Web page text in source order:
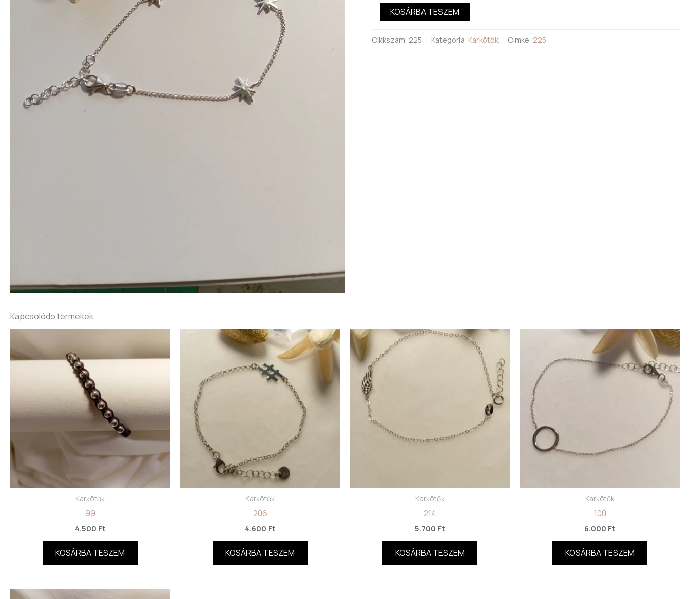
KOSÁRBA TESZEM
Cikkszám: 225 Kategória: Karkötők Címke: 225
Kapcsolódó termékek
Karkötők
99
4.500 Ft
KOSÁRBA TESZEM
Karkötők
206
4.600 Ft
KOSÁRBA TESZEM
Karkötők
214
5.700 Ft
KOSÁRBA TESZEM
Karkötők
100
6.000 Ft
KOSÁRBA TESZEM